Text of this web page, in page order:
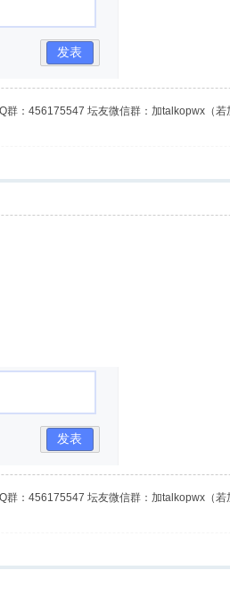
发表
：456175547 坛友微信群：加talkopwx（
发表
：456175547 坛友微信群：加talkopwx（